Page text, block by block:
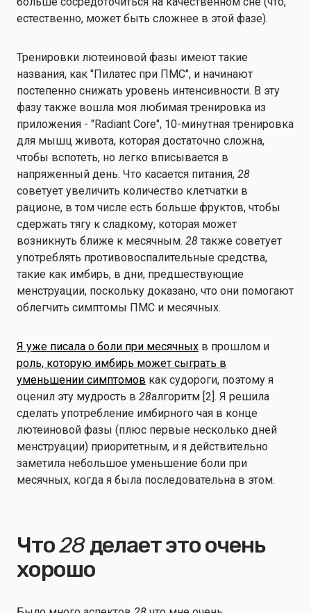
естественно, может быть сложнее в этой фазе).
Тренировки лютеиновой фазы имеют такие
названия, как "Пилатес при ПМС", и начинают
постепенно снижать уровень интенсивности. В эту
фазу также вошла моя любимая тренировка из
приложения - "Radiant Core", 10-минутная тренировка
для мышц живота, которая достаточно сложна,
чтобы вспотеть, но легко вписывается в
напряженный день. Что касается питания, 28
советует увеличить количество клетчатки в
рационе, в том числе есть больше фруктов, чтобы
сдержать тягу к сладкому, которая может
возникнуть ближе к месячным. 28 также советует
употреблять противовоспалительные средства,
такие как имбирь, в дни, предшествующие
менструации, поскольку доказано, что они помогают
облегчить симптомы ПМС и месячных.
Я уже писала о боли при месячных в прошлом и
роль, которую имбирь может сыграть в
уменьшении симптомов как судороги, поэтому я
оценил эту мудрость в 28алгоритм [2]. Я решила
сделать употребление имбирного чая в конце
лютеиновой фазы (плюс первые несколько дней
менструации) приоритетным, и я действительно
заметила небольшое уменьшение боли при
месячных, когда я была последовательна в этом.
Что28делает это очень
хорошо